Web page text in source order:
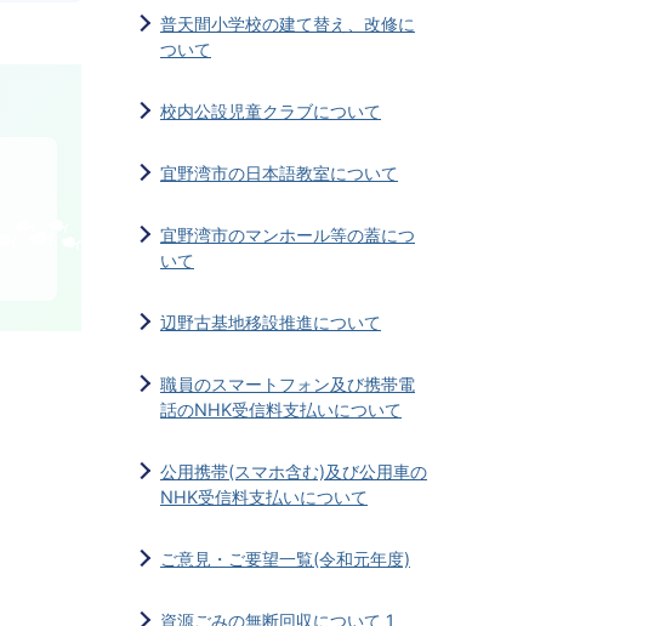
普天間小学校の建て替え、改修に
ついて
校内公設児童クラブについて
宜野湾市の日本語教室について
宜野湾市のマンホール等の蓋につ
いて
辺野古基地移設推進について
職員のスマートフォン及び携帯電
話のNHK受信料支払いについて
公用携帯(スマホ含む)及び公用車の
NHK受信料支払いについて
ご意見・ご要望一覧(令和元年度)
資源ごみの無断回収について 1